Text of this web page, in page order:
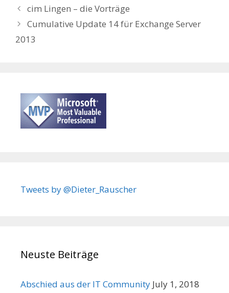
cim Lingen – die Vorträge
Cumulative Update 14 für Exchange Server
2013
Tweets by @Dieter_Rauscher
Neuste Beiträge
Abschied aus der IT Community July 1, 2018